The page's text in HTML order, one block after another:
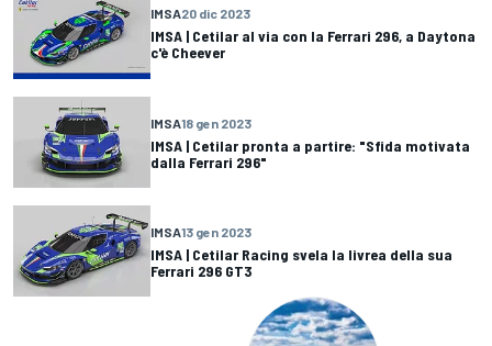
IMSA20 dic 2023
IMSA | Cetilar al via con la Ferrari 296, a Daytona
c'è Cheever
IMSA18 gen 2023
IMSA | Cetilar pronta a partire: "Sfida motivata
dalla Ferrari 296"
IMSA13 gen 2023
IMSA | Cetilar Racing svela la livrea della sua
Ferrari 296 GT3